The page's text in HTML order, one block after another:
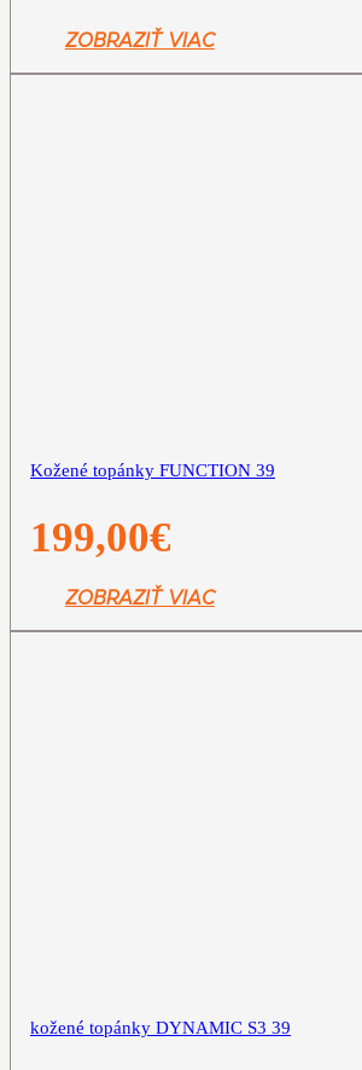
ZOBRAZIŤ VIAC
Kožené topánky FUNCTION 39
199,00€
ZOBRAZIŤ VIAC
kožené topánky DYNAMIC S3 39